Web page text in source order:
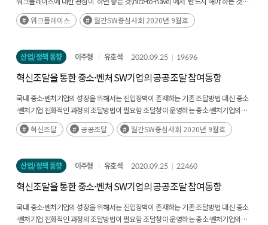
(must-have)’으로 변화되고 있다. Gartner 2020 Digital Workplace Survey에 따르면
(후략)워크플레이스 월간SW중심사회 2020년 9월호
산업/정책 동향 이주형 유호석 2020.09.25 19696
혁신조달을 통한 중소·벤처 SW기업의 공공조달 참여동향
국내 중소·벤처기업의 성장을 위해서는 진입장벽이 존재하는 기존 조달방법 대신 중소
·벤처기업 친화적인 과정의 조달방법이 필요함 조달청이 운영하는 중소·벤처기업의
판로지원 정책 중에서도 벤처창업혁신조달상품 지정제도가 별도의 인증 없이도(후략)
혁신조달 공공조달 월간SW중심사회 2020년 9월호
산업/정책 동향 이주형 유호석 2020.09.25 22460
혁신조달을 통한 중소·벤처 SW기업의 공공조달 참여동향
국내 중소·벤처기업의 성장을 위해서는 진입장벽이 존재하는 기존 조달방법 대신 중소
·벤처기업 친화적인 과정의 조달방법이 필요함 조달청이 운영하는 중소·벤처기업의